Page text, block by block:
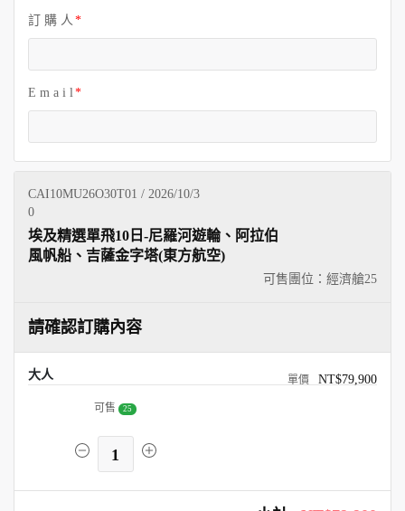
訂 購 人
E m a i l
CAI10MU26O30T01 / 2026/10/3
0
可售團位：經濟艙25
埃及精選單飛10日-尼羅河遊輪、阿拉伯
風帆船、吉薩金字塔(東方航空)
請確認訂購內容
大人 NT$79,900
可售 25
1